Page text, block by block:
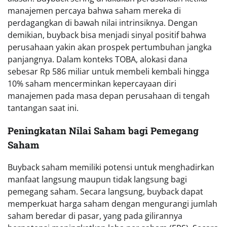
manajemen percaya bahwa saham mereka di
perdagangkan di bawah nilai intrinsiknya. Dengan
demikian, buyback bisa menjadi sinyal positif bahwa
perusahaan yakin akan prospek pertumbuhan jangka
panjangnya. Dalam konteks TOBA, alokasi dana
sebesar Rp 586 miliar untuk membeli kembali hingga
10% saham mencerminkan kepercayaan diri
manajemen pada masa depan perusahaan di tengah
tantangan saat ini.
Peningkatan Nilai Saham bagi Pemegang
Saham
Buyback saham memiliki potensi untuk menghadirkan
manfaat langsung maupun tidak langsung bagi
pemegang saham. Secara langsung, buyback dapat
memperkuat harga saham dengan mengurangi jumlah
saham beredar di pasar, yang pada gilirannya